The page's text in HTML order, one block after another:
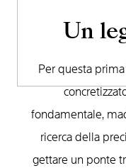
Un
Per questa
fondamentale,
ricerca della
gettare un ponte